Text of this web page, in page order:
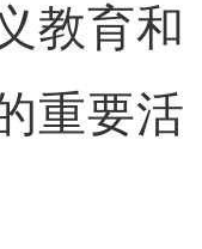
教育和
重要活